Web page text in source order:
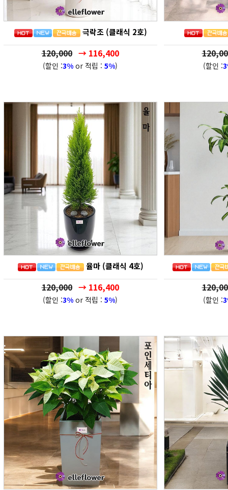
극락조 (클래식 2호)
120,000 → 116,400
(할인 :3% or 적립 : 5%) (할인 :
율마 (클래식 4호)
120,000 → 116,400
(할인 :3% or 적립 : 5%) (할인 :